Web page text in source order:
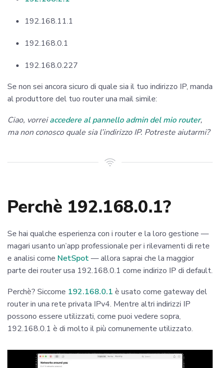
192.168.11.1
192.168.0.1
192.168.0.227
Se non sei ancora sicuro di quale sia il tuo indirizzo IP, manda
al produttore del tuo router una mail simile:
Ciao, vorreiaccedere al pannello admin del mio router,
ma non conosco quale sia l’indirizzo IP. Potreste aiutarmi?
Perchè 192.168.0.1?
Se hai qualche esperienza con i router e la loro gestione —
magari usanto un’app professionale per i rilevamenti di rete
e analisi come NetSpot— allora saprai che la maggior
parte dei router usa 192.168.0.1 come indirizo IP di default.
Perchè? Siccome 192.168.0.1 è usato come gateway del
router in una rete privata IPv4. Mentre altri indirizzi IP
possono essere utilizzati, come puoi vedere sopra,
192.168.0.1 è di molto il più comunemente utilizzato.